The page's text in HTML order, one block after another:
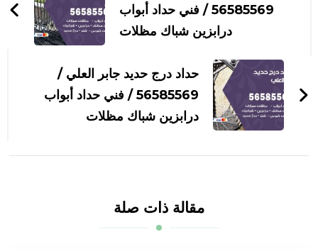
التدوينات
56585569 / فني حداد أبواب
درابزين شباك مظلات
حداد درج حديد جابر العلي /
56585569 / فني حداد أبواب
درابزين شباك مظلات
مقالة ذات صلة